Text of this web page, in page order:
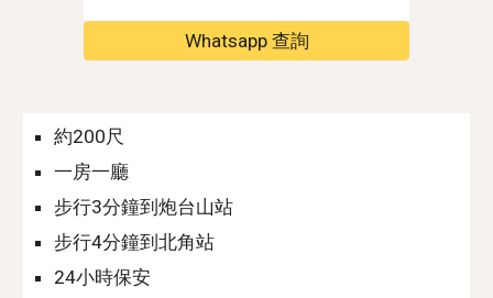
Whatsapp 查詢
約200尺
一房一廳
步行3分鐘到炮台山站
步行4分鐘到北角站
24小時保安